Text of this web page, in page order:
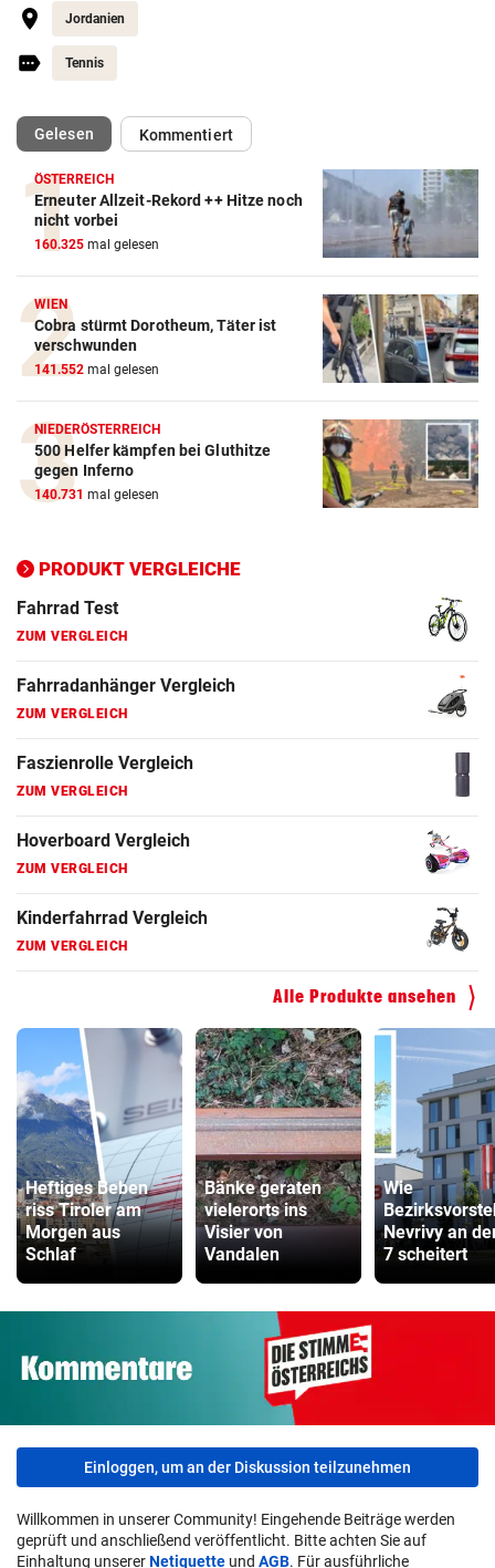
Jordanien
Tennis
Gelesen(ausgewählt)Kommentiert
ÖSTERREICH
Erneuter Allzeit-Rekord ++ Hitze noch
nicht vorbei
160.325 mal gelesen
WIEN
Cobra stürmt Dorotheum, Täter ist
verschwunden
141.552 mal gelesen
NIEDERÖSTERREICH
500 Helfer kämpfen bei Gluthitze
gegen Inferno
140.731 mal gelesen
PRODUKT VERGLEICHE
Action-Cam Vergleich
ZUM VERGLEICH
Crosstrainer Vergleich
ZUM VERGLEICH
E-Bike Vergleich
ZUM VERGLEICH
Elektro-Scooter Vergleich
ZUM VERGLEICH
ZUM VERGLEICH
Fahrrad Test
ZUM VERGLEICH
Fahrradanhänger Vergleich
ZUM VERGLEICH
Faszienrolle Vergleich
ZUM VERGLEICH
Hoverboard Vergleich
ZUM VERGLEICH
Kinderfahrrad Vergleich
ZUM VERGLEICH
Alle Produkte ansehen
Heftiges Beben
riss Tiroler am
Morgen aus
Schlaf
Bänke geraten
vielerorts ins
Visier von
Vandalen
Wie
Nevrivy an
7 scheitert
Einloggen, um an der Diskussion teilzunehmen
Willkommen in unserer Community! Eingehende Beiträge werden
geprüft und anschließend veröffentlicht. Bitte achten Sie auf
Einhaltung unsererNetiquette und AGB. Für ausführliche